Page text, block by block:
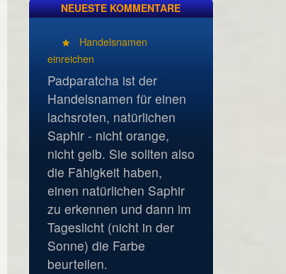
NEUESTE KOMMENTARE
Handelsnamen
einreichen
Padparatcha ist der
Handelsnamen für einen
lachsroten, natürlichen
Saphir - nicht orange,
nicht gelb. Sie sollten also
die Fähigkeit haben,
einen natürlichen Saphir
zu erkennen und dann im
Tageslicht (nicht in der
Sonne) die Farbe
beurteilen.